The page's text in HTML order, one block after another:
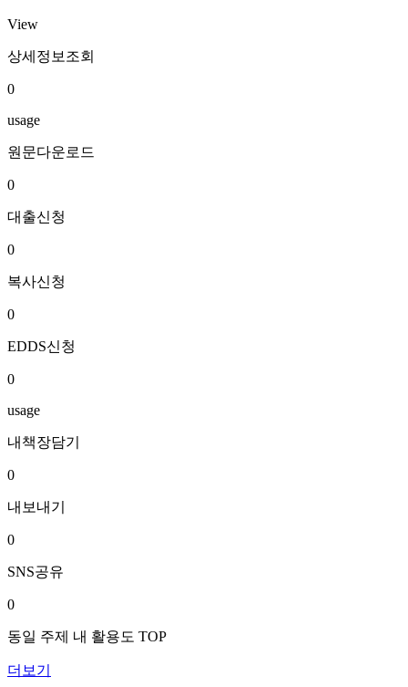
View
상세정보조회
0
usage
원문다운로드
0
대출신청
0
복사신청
0
EDDS신청
0
usage
내책장담기
0
내보내기
0
SNS공유
0
동일 주제 내 활용도 TOP
더보기